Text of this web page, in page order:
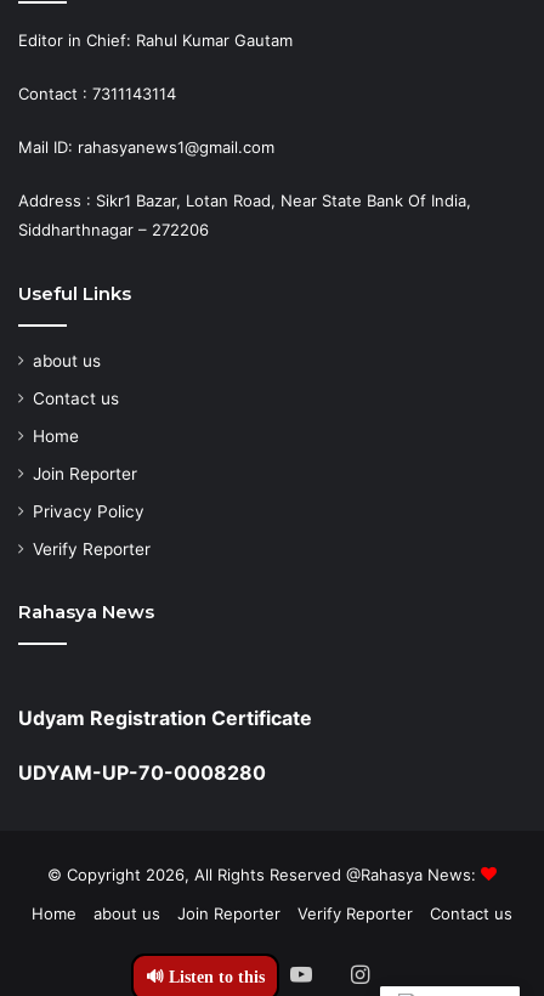
🔊 Listen to this
Editor in Chief: Rahul Kumar Gautam
Contact : 7311143114
Mail ID: rahasyanews1@gmail.com
Address : Sikr1 Bazar, Lotan Road, Near State Bank Of India,
Siddharthnagar – 272206
Useful Links
about us
Contact us
Home
Join Reporter
Privacy Policy
Verify Reporter
Rahasya News
Udyam Registration Certificate
UDYAM-UP-70-0008280
© Copyright 2026, All Rights Reserved @Rahasya News:
Home
about us Join Reporter Verify Reporter Contact us
Facebook
TwitterYouTubeInstagram